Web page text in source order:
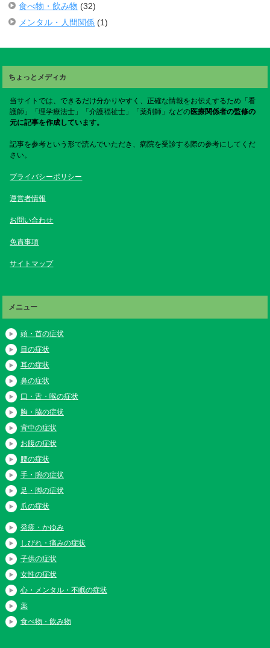
食べ物・飲み物 (32)
メンタル・人間関係 (1)
ちょっとメディカ
当サイトでは、できるだけ分かりやすく、正確な情報をお伝えするため「看
護師」「理学療法士」「介護福祉士」「薬剤師」などの医療関係者の監修の
元に記事を作成しています。
記事を参考という形で読んでいただき、病院を受診する際の参考にしてくだ
さい。
プライバシーポリシー
運営者情報
お問い合わせ
免責事項
サイトマップ
メニュー
頭・首の症状
目の症状
耳の症状
鼻の症状
口・舌・喉の症状
胸・脇の症状
背中の症状
お腹の症状
腰の症状
手・腕の症状
足・脚の症状
爪の症状
発疹・かゆみ
しびれ・痛みの症状
子供の症状
女性の症状
心・メンタル・不眠の症状
薬
食べ物・飲み物